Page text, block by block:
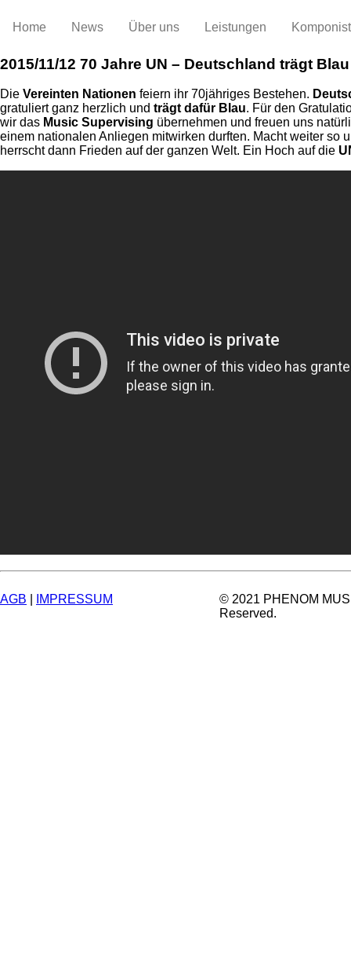
Home News Über uns Leistungen
2015/11/12 70 Jahre UN – Deutschland trägt Blau
Die Vereinten Nationen feiern ihr 70jähriges Bestehen.
gratuliert ganz herzlich und trägt dafür Blau. Für den
wir das Music Supervising übernehmen und freuen uns
einem nationalen Anliegen mitwirken durften. Macht weiter so
herrscht dann Frieden auf der ganzen Welt. Ein Hoch auf die
AGB IMPRESSUM
© 2021 PHENOM
Reserved.